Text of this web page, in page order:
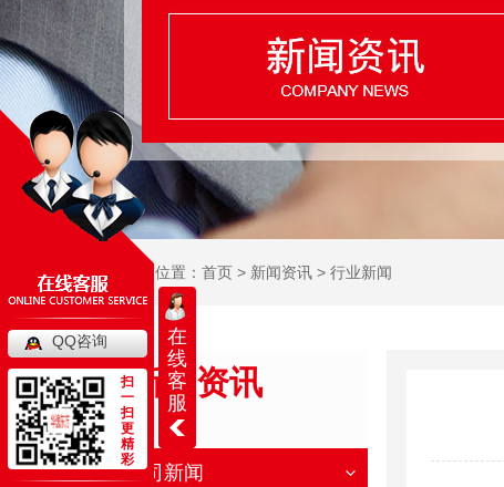
当前位置： 首页 > 新闻资讯 > 行业新闻
新闻资讯
NEWS
公司新闻
在
线
客
服
QQ咨询
扫
一
扫
更
精
彩